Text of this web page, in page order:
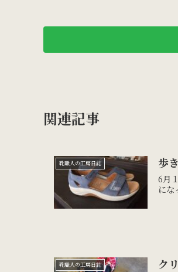
関連記事
靴職人の工房日誌 歩
6月
にな
靴職人の工房日誌 ク